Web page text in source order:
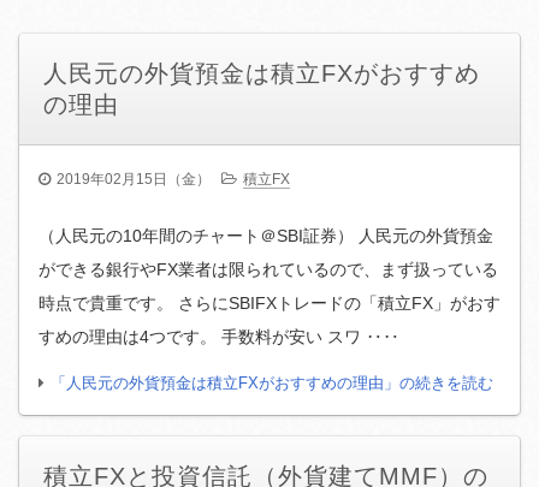
人民元の外貨預金は積立FXがおすすめ
の理由
2019年02月15日（金） 積立FX
（人民元の10年間のチャート＠SBI証券） 人民元の外貨預金
ができる銀行やFX業者は限られているので、まず扱っている
時点で貴重です。 さらにSBIFXトレードの「積立FX」がおす
すめの理由は4つです。 手数料が安い スワ ‥‥
「人民元の外貨預金は積立FXがおすすめの理由」の続きを読む
積立FXと投資信託（外貨建てMMF）の